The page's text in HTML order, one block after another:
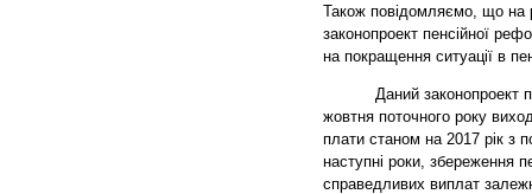
Також повідомляємо, що на
законопроект пенсійної
на покращення ситуації в
Даний законопроект
жовтня поточного року
плати станом на 2017 рік з
наступні роки, збереження
справедливих виплат